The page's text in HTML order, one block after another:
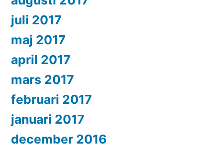
juli 2017
maj 2017
april 2017
mars 2017
februari 2017
januari 2017
december 2016